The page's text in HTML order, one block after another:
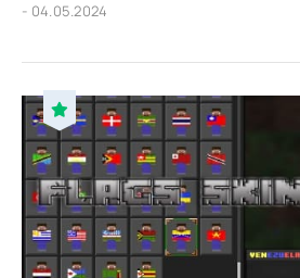
- 04.05.2024